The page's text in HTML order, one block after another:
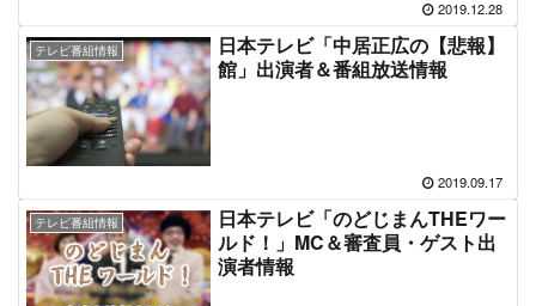
2019.12.28
テレビ番組情報
日本テレビ「中居正広の【悲報】
館」出演者＆番組放送情報
2019.09.17
テレビ番組情報
日本テレビ「のどじまんTHEワー
ルド！」MC＆審査員・ゲスト出
演者情報